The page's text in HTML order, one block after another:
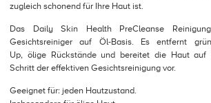
zugleich schonend für Ihre Haut ist.
Das Daily Skin Health PreCleanse
Gesichtsreiniger auf Öl-Basis. Es entfernt
Up, ölige Rückstände und bereitet die Haut auf
Schritt der effektiven Gesichtsreinigung vor.
Geeignet für: jeden Hautzustand.